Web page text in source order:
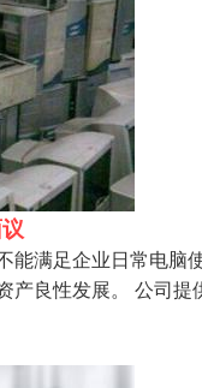
能满足企业日常电
产良性发展。 公司